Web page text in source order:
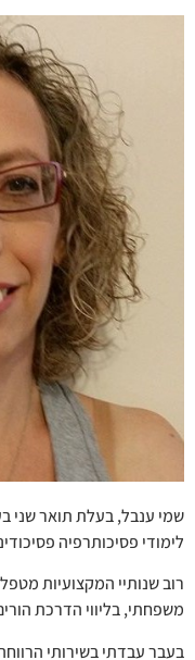
שמי ענבל, בעלת תואר שני
לימודי פסיכותרפיה
רוב שנותיי המקצועיות
משפחתי, בליווי הדרכת
בעבר עבדתי בשירותי